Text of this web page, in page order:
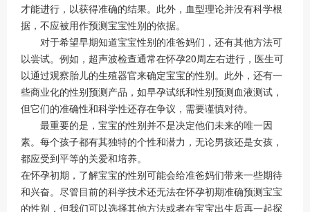
才能进行，以获得准确的结果。此外，血型理论并没有科学根
据，不应被用作预测宝宝性别的依据。
对于希望早期知道宝宝性别的准爸妈们，还有其他方法可
以尝试。例如，超声波检查通常在怀孕20周左右进行，医生可
以通过观察胎儿的生殖器官来确定宝宝的性别。此外，还有一
些商业化的性别预测产品，如早孕试纸和性别预测血液测试，
但它们的准确性和科学性还存在争议，需要谨慎对待。
最重要的是，宝宝的性别并不是决定他们未来的唯一因
素。每个孩子都有其独特的个性和潜力，无论男孩还是女孩，
都应受到平等的关爱和培养。
在怀孕初期，了解宝宝的性别可能会给准爸妈们带来一些期待
和兴奋。尽管目前的科学技术还无法在怀孕初期准确预测宝宝
的性别，但我们可以选择其他方法或者在宝宝出生后再一起探